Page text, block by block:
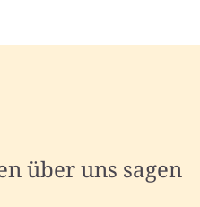
über uns sagen